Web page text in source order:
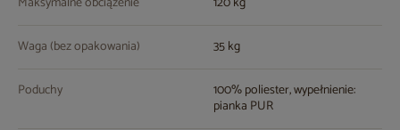
Waga (bez opakowania) 35 kg
Poduchy 100% poliester, wypełnienie:
pianka PUR